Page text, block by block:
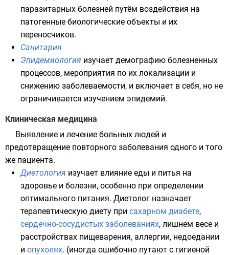
паразитарных болезней путём воздействия на
патогенные биологические объекты и их
переносчиков.
Санитария
Эпидемиология изучает демографию болезненных
процессов, мероприятия по их локализации и
снижению заболеваемости, и включает в себя, но не
ограничивается изучением эпидемий.
Клиническая медицина
Выявление и лечение больных людей и
предотвращение повторного заболевания одного и того
же пациента.
Диетология изучает влияние еды и питья на
здоровье и болезни, особенно при определении
оптимального питания. Диетолог назначает
терапевтическую диету при сахарном диабете,
сердечно-сосудистых заболеваниях, лишнем весе и
расстройствах пищеварения, аллергии, недоедании
и опухолях. (иногда ошибочно путают с гигиеной